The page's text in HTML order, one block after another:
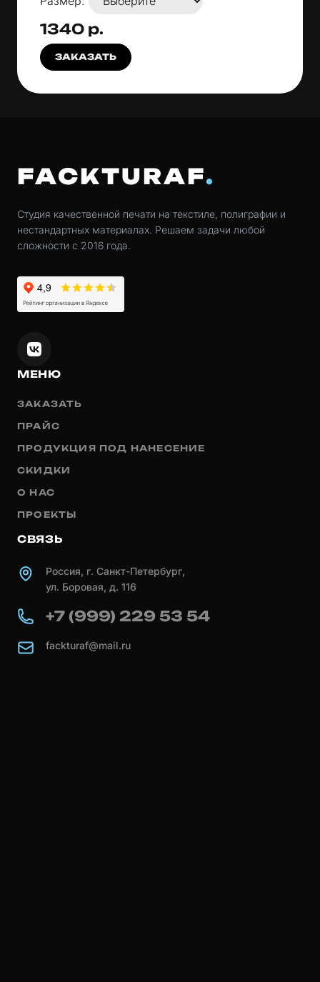
1340 р.
ЗАКАЗАТЬ
FACKTURAF
Студия качественной печати на текстиле, полиграфии и
нестандартных материалах. Решаем задачи любой
сложности с 2016 года.
МЕНЮ
ЗАКАЗАТЬ
ПРАЙС
ПРОДУКЦИЯ ПОД НАНЕСЕНИЕ
СКИДКИ
О НАС
ПРОЕКТЫ
СВЯЗЬ
Россия, г. Санкт-Петербург,
ул. Боровая, д. 116
+7 (999) 229 53 54
fackturaf@mail.ru